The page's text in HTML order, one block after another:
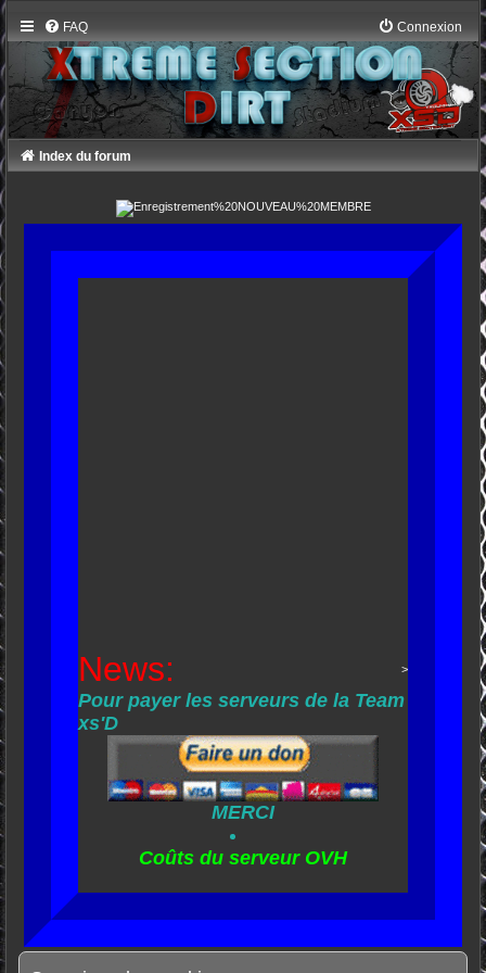
FAQ Connexion
Index du forum
News: >
Pour payer les serveurs de la Team
xs'D
MERCI
Coûts du serveur OVH